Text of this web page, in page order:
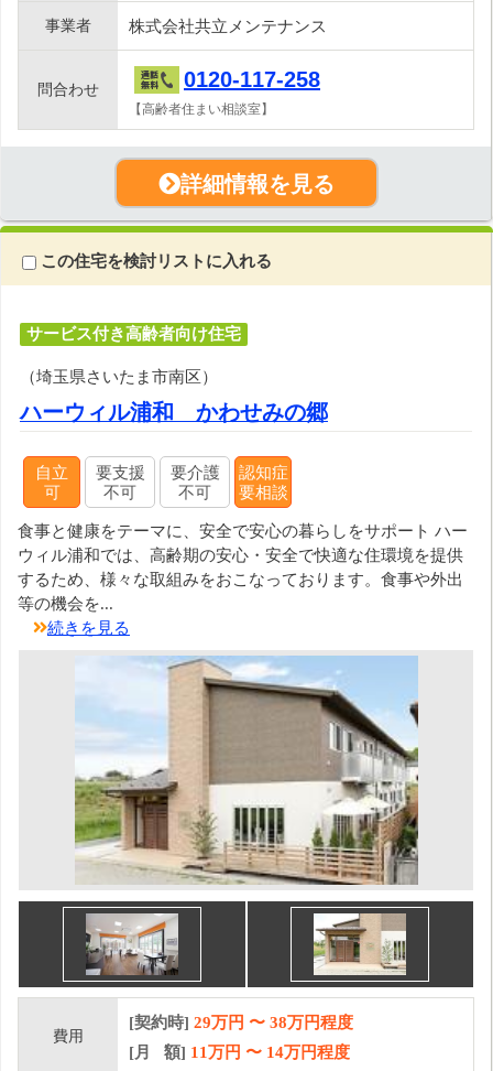
事業者 株式会社共立メンテナンス
問合わせ 0120-117-258
【高齢者住まい相談室】
詳細情報を見る
この住宅を検討リストに入れる
サービス付き高齢者向け住宅
（埼玉県さいたま市南区）
ハーウィル浦和 かわせみの郷
自立
可
要支援
不可
要介護
不可
認知症
要相談
食事と健康をテーマに、安全で安心の暮らしをサポート ハー
ウィル浦和では、高齢期の安心・安全で快適な住環境を提供
するため、様々な取組みをおこなっております。食事や外出
等の機会を...
続きを見る
費用
[契約時] 29万円 〜 38万円程度
[月 額] 11万円 〜 14万円程度